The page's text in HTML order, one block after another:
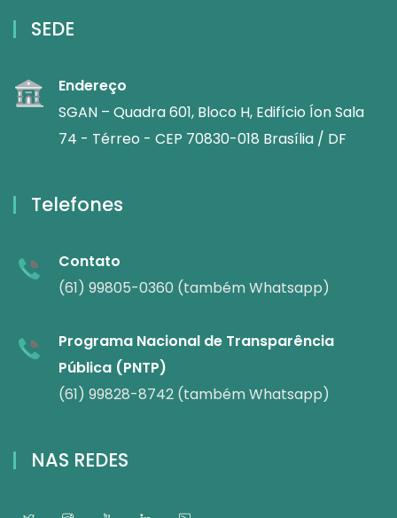
SEDE
Endereço
SGAN – Quadra 601, Bloco H, Edifício Íon Sala
74 - Térreo - CEP 70830-018 Brasília / DF
Telefones
Contato
(61) 99805-0360 (também Whatsapp)
Programa Nacional de Transparência
Pública (PNTP)
(61) 99828-8742 (também Whatsapp)
NAS REDES